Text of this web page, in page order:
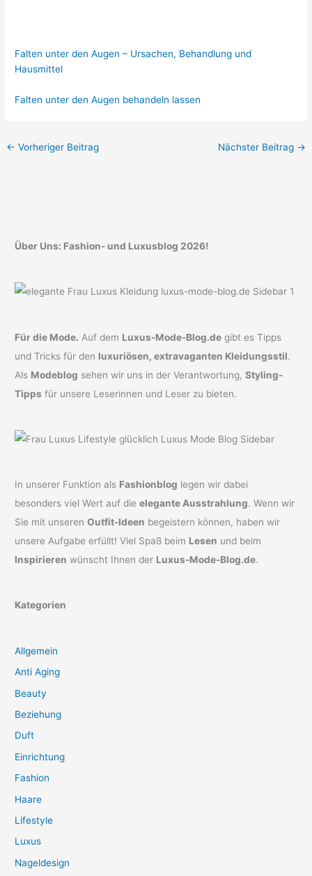
Falten unter den Augen – Ursachen, Behandlung und
Hausmittel
Falten unter den Augen behandeln lassen
← Vorheriger Beitrag Nächster Beitrag →
Über Uns: Fashion- und Luxusblog 2026!
Für die Mode. Auf dem Luxus-Mode-Blog.de gibt es Tipps
und Tricks für den luxuriösen, extravaganten Kleidungsstil.
Als Modeblog sehen wir uns in der Verantwortung,Styling-
Tipps für unsere Leserinnen und Leser zu bieten.
In unserer Funktion als Fashionblog legen wir dabei
besonders viel Wert auf dieelegante Ausstrahlung. Wenn wir
Sie mit unserenOutfit-Ideen begeistern können, haben wir
unsere Aufgabe erfüllt! Viel Spaß beim Lesen und beim
Inspirieren wünscht Ihnen der Luxus-Mode-Blog.de.
Kategorien
Allgemein
Anti Aging
Beauty
Beziehung
Duft
Einrichtung
Fashion
Haare
Lifestyle
Luxus
Nageldesign